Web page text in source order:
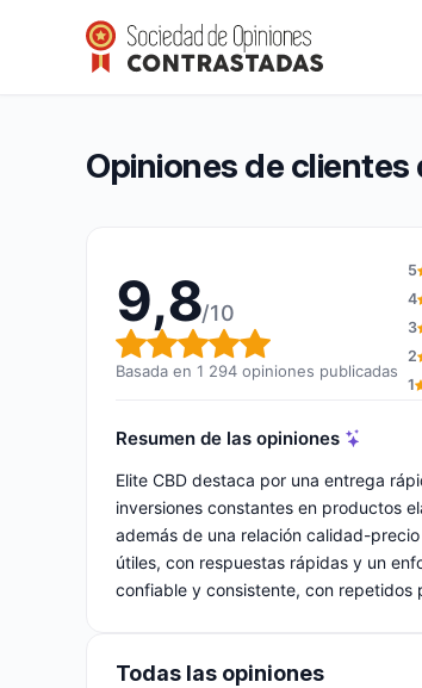
Elite CBD
Calificación global: 9,8 de 10
9,8/10(1 294 opiniones)
Opiniones de clientes
9,8/10
Calificación global:
Basada en 1 294 opiniones publicadas
5
4
3
2
1
Resumen de las opiniones
Elite CBD destaca por una entrega
inversiones constantes en productos
además de una relación calidad-
útiles, con respuestas rápidas y un
confiable y consistente, con repetidos
Todas las opiniones